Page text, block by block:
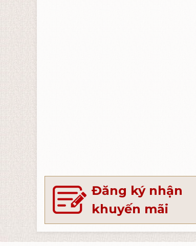
Đăng ký nhận
khuyến mãi